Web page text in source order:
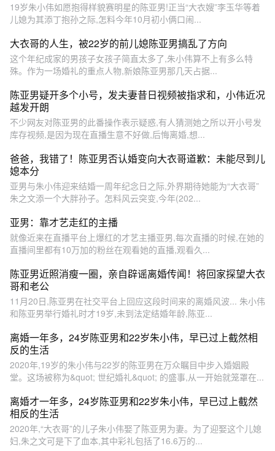
19岁朱小伟如愿抱得样貌赛明星的陈亚男!正当“大衣嫂”李玉华等着
儿媳为其添丁抱孙之际,怎料今年10月初小俩口闹...
大衣哥的人生，被22岁的前儿媳陈亚男搞乱了方向
这个年纪成家的男孩子女孩子简直太多了,朱小伟算不上有多么特
殊。作为一场婚礼的重点人物,新娘陈亚男那几天占据...
陈亚男疑开多个小号，发夫妻昔日视频被指求和，小伟近况
越发开朗
不少网友对陈亚男的此番操作表示疑惑,有人猜测她之所以开小号发
库存视频,是因为现在直播生意不好做,后悔离婚,想...
爸爸，我错了！陈亚男否认婚变向大衣哥道歉：未能尽到儿
媳本分
亚男与朱小伟迎来结婚一周年纪念日之际,外界期待她能为“大衣哥”
朱之文添一个大胖孙子。怎料风云突变,今年(202...
亚男：靠才艺走红的主播
就像近来在直播平台上爆红的才艺主播亚男,每次直播的时候,在她的
直播间里都有10万加的粉丝在观看她的直播,观看久...
陈亚男近照消瘦一圈，亲自辟谣离婚传闻！将回家探望大衣
哥和老公
11月20日,陈亚男在社交平台上回应这段时间来的离婚风波... 朱小伟
和陈亚男举行婚礼时才19岁,未到法定结婚年龄,陈亚...
离婚一年多，24岁陈亚男和22岁朱小伟，早已过上截然相
反的生活
2020年,19岁的朱小伟与22岁的陈亚男在万众瞩目中步入婚姻殿
堂。这场被称为&quot; 世纪婚礼&quot; 的盛事,从一开始就笼罩在...
离婚才一年多，24岁陈亚男和22岁朱小伟，早已过上截然
相反的生活
2020年,“大衣哥”的儿子朱小伟娶了陈亚男为妻。为了迎娶这个儿媳
妇,朱之文可是下了血本,其中彩礼包括了16.6万的...